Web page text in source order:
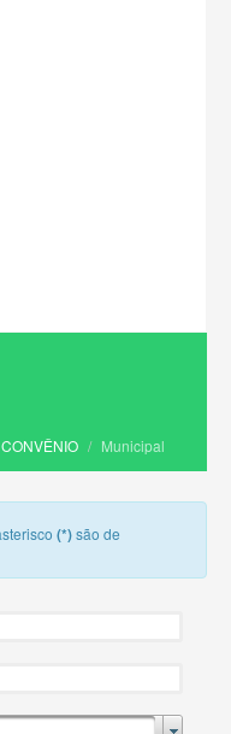
CONVÊNIO Municipal
(*)são de